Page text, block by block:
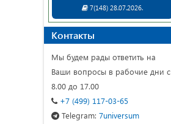
7(148) 28.07.2026.
Контакты
Мы будем рады ответить на
Ваши вопросы в рабочие дни с
8.00 до 17.00
+7 (499) 117-03-65
Telegram: 7universum